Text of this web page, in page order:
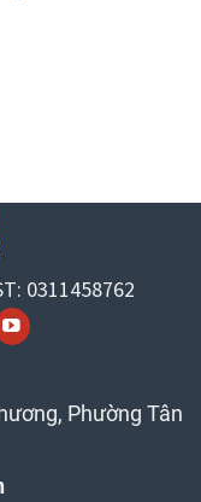
0311458762
Phường Tân